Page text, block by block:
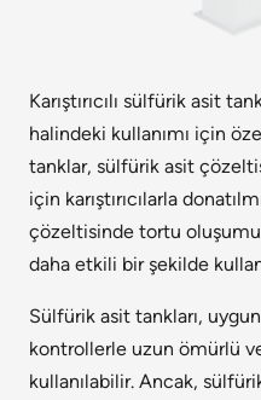
Karıştırıcılı sülfürik asit
halindeki kullanımı için
tanklar, sülfürik asit
için karıştırıcılarla
çözeltisinde tortu
daha etkili bir şekilde
Sülfürik asit tankları,
kontrollerle uzun ömürlü
kullanılabilir. Ancak,